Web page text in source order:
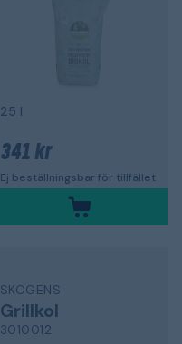
25 l
341 kr
Ej beställningsbar för tillfället
SKOGENS
Grillkol
3010012